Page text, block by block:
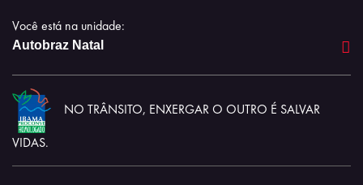
Você está na unidade:
Autobraz Natal
NO TRÂNSITO, ENXERGAR O OUTRO É SALVAR
VIDAS.